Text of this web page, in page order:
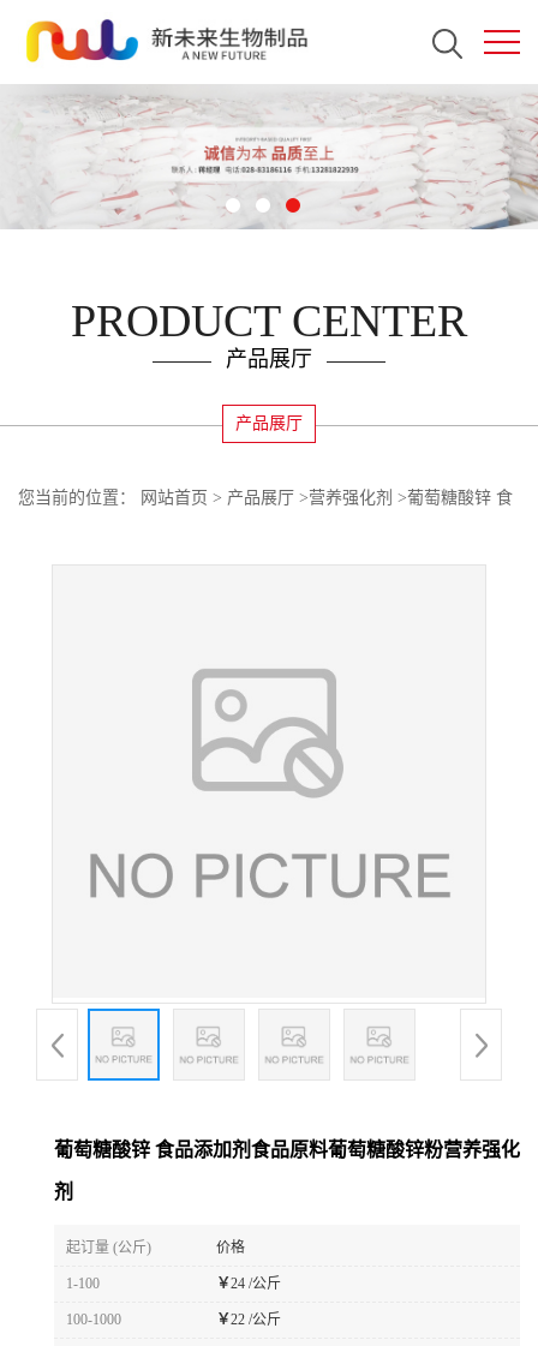
PRODUCT CENTER
产品展厅
产品展厅
您当前的位置： 网站首页 > 产品展厅 >营养强化剂 >葡萄糖酸锌 食
葡萄糖酸锌 食品添加剂食品原料葡萄糖酸锌粉营养强化
剂
起订量 (公斤) 价格
1-100 ￥24 /公斤
100-1000 ￥22 /公斤